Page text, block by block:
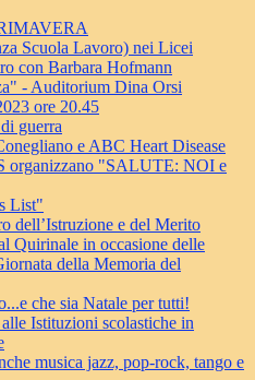
Scuola Lavoro) nei Licei
con Barbara Hofmann
- Auditorium Dina Orsi
ore 20.45
guerra
e ABC Heart Disease
organizzano "SALUTE: NOI e
List"
dell’Istruzione e del Merito
Quirinale in occasione delle
della Memoria del
che sia Natale per tutti!
Istituzioni scolastiche in
musica jazz, pop-rock, tango e